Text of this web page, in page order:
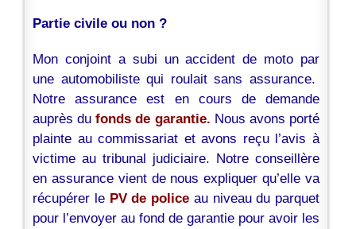
Partie civile ou non ?
Mon conjoint a subi un accident de moto par
une automobiliste qui roulait sans assurance.
Notre assurance est en cours de demande
auprès dufonds de garantie. Nous avons porté
plainte au commissariat et avons reçu l’avis à
victime au tribunal judiciaire. Notre conseillère
en assurance vient de nous expliquer qu’elle va
récupérer le PV de police au niveau du parquet
pour l’envoyer au fond de garantie pour avoir les